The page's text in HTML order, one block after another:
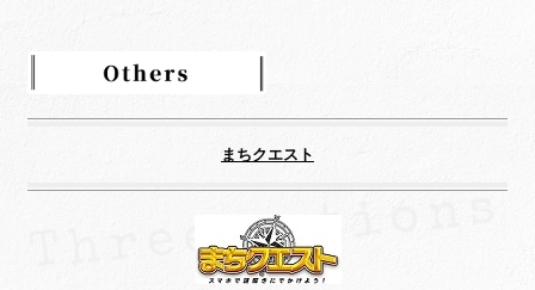
まちクエスト